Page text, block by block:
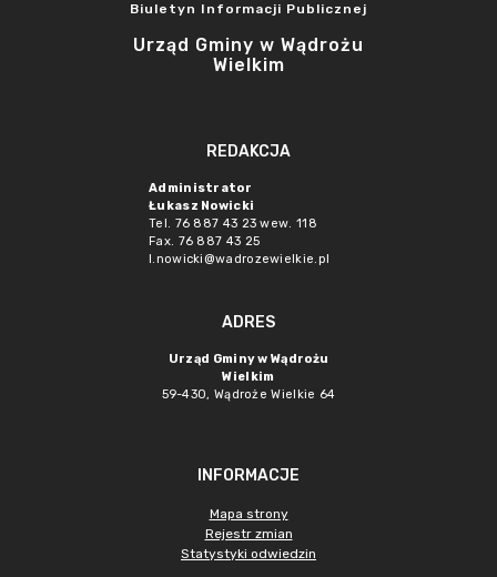
Biuletyn Informacji Publicznej
Urząd Gminy w Wądrożu
Wielkim
REDAKCJA
Administrator
Łukasz Nowicki
Tel. 76 887 43 23 wew. 118
Fax. 76 887 43 25
l.nowicki@wadrozewielkie.pl
ADRES
Urząd Gminy w Wądrożu
Wielkim
59-430, Wądroże Wielkie 64
INFORMACJE
Mapa strony
Rejestr zmian
Statystyki odwiedzin